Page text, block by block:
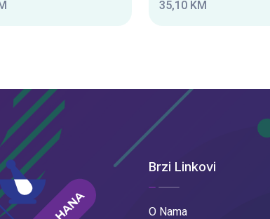
35,10 KM
Brzi Linkovi
O Nama